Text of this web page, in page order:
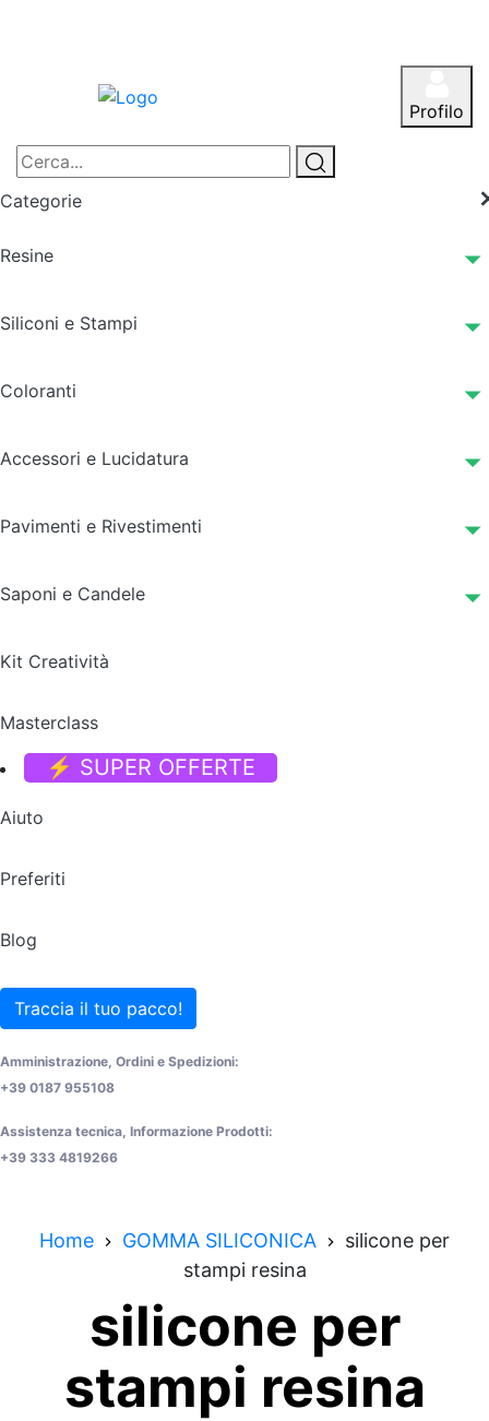
Profilo
Categorie
Resine
Siliconi e Stampi
Coloranti
Accessori e Lucidatura
Pavimenti e Rivestimenti
Saponi e Candele
Kit Creatività
Masterclass
⚡ SUPER OFFERTE
Aiuto
Preferiti
Blog
Traccia il tuo pacco!
Amministrazione, Ordini e Spedizioni:
+39 0187 955108
Assistenza tecnica, Informazione Prodotti:
+39 333 4819266
Home GOMMA SILICONICA
silicone per
stampi resina
silicone per
stampi resina